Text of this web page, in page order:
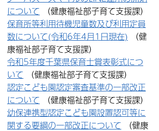
について
（健康福祉部子育て支援課）
保育所等利用待機児童数及び利用定員
数について(令和6年4月1日現在)
康福祉部子育て支援課）
令和5年度千葉県保育士賞表彰式につ
いて
（健康福祉部子育て支援課）
認定こども園認定審査基準の一部改正
について
（健康福祉部子育て支援課）
幼保連携型認定こども園設置認可等に
関する要綱の一部改正について